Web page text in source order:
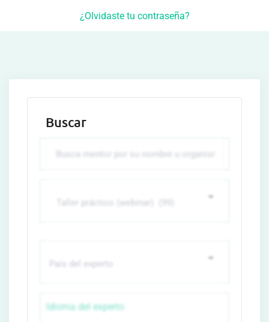
¿Olvidaste tu contraseña?
Buscar
Idioma del experto